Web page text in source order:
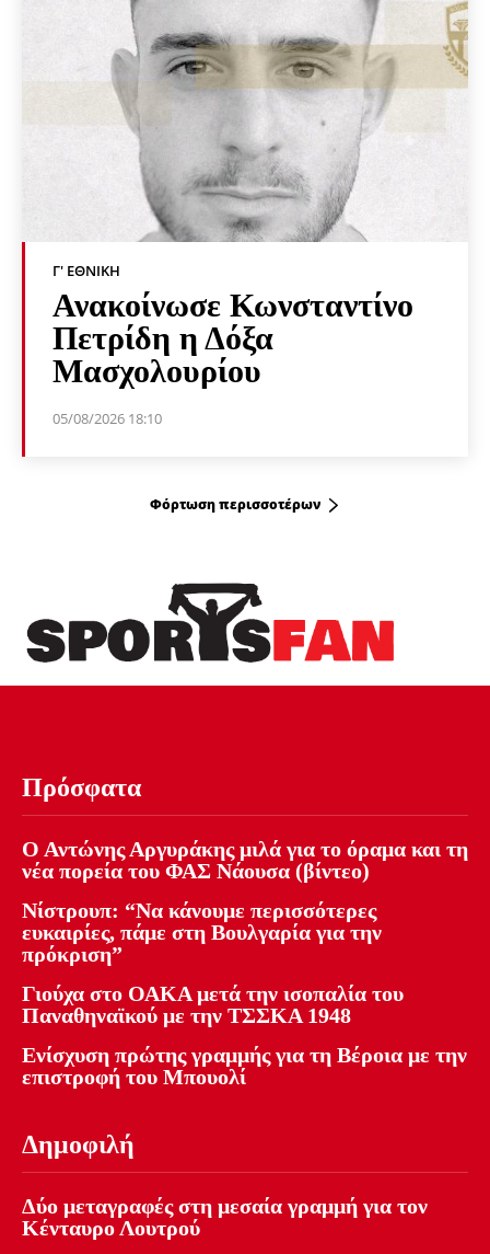
Γ' ΕΘΝΙΚΉ
Ανακοίνωσε Κωνσταντίνο
Πετρίδη η Δόξα
Μασχολουρίου
05/08/2026 18:10
Φόρτωση περισσοτέρων
Πρόσφατα
Ο Αντώνης Αργυράκης μιλά για το όραμα και τη
νέα πορεία του ΦΑΣ Νάουσα (βίντεο)
Νίστρουπ: “Να κάνουμε περισσότερες
ευκαιρίες, πάμε στη Βουλγαρία για την
πρόκριση”
Γιούχα στο ΟΑΚΑ μετά την ισοπαλία του
Παναθηναϊκού με την ΤΣΣΚΑ 1948
Ενίσχυση πρώτης γραμμής για τη Βέροια με την
επιστροφή του Μπουολί
Δημοφιλή
Δύο μεταγραφές στη μεσαία γραμμή για τον
Κένταυρο Λουτρού